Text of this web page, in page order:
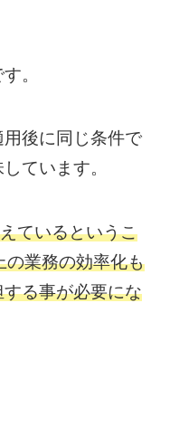
。
後に同じ条件で
ています。
ているというこ
の業務の効率化も
る事が必要にな